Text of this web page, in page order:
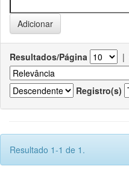
Resultados/Página |
Registro(s)
Resultado 1-1 de 1.